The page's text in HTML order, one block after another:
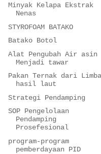
Minyak Kelapa Ekstrak
Nenas
STYROFOAM BATAKO
Batako Botol
Alat Pengubah Air asin
Menjadi tawar
Pakan Ternak dari
hasil laut
Strategi Pendamping
SOP Pengelolaan
Pendamping
Prosefesional
program-program
pemberdayaan PID